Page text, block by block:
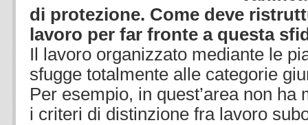
di protezione. Come deve
lavoro per far fronte a questa
Il lavoro organizzato mediante le
sfugge totalmente alle categorie
Per esempio, in quest’area non ha
i criteri di distinzione fra lavoro